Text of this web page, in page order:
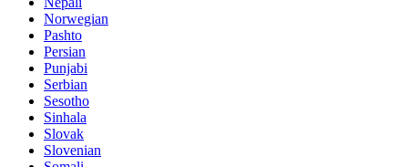
Norwegian
Pashto
Persian
Punjabi
Serbian
Sesotho
Sinhala
Slovak
Slovenian